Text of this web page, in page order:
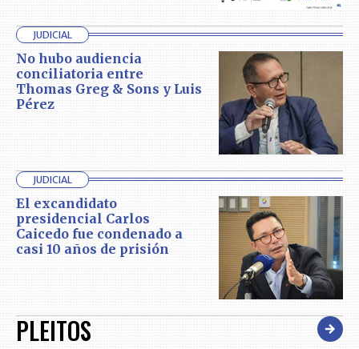
JUDICIAL
No hubo audiencia
conciliatoria entre
Thomas Greg & Sons y Luis
Pérez
JUDICIAL
El excandidato
presidencial Carlos
Caicedo fue condenado a
casi 10 años de prisión
PLEITOS